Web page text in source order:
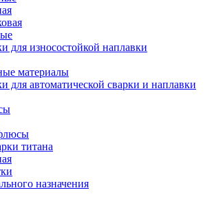
для износостойкой наплавки
материалы
для автоматической сварки и наплавки
титана
назначения